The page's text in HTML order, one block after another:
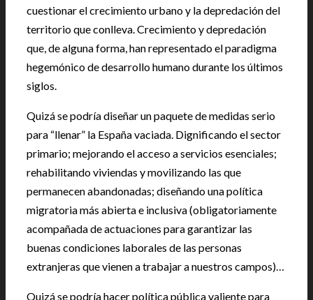
cuestionar el crecimiento urbano y la depredación del
territorio que conlleva. Crecimiento y depredación
que, de alguna forma, han representado el paradigma
hegemónico de desarrollo humano durante los últimos
siglos.
Quizá se podría diseñar un paquete de medidas serio
para “llenar” la España vaciada. Dignificando el sector
primario; mejorando el acceso a servicios esenciales;
rehabilitando viviendas y movilizando las que
permanecen abandonadas; diseñando una política
migratoria más abierta e inclusiva (obligatoriamente
acompañada de actuaciones para garantizar las
buenas condiciones laborales de las personas
extranjeras que vienen a trabajar a nuestros campos)…
Quizá se podría hacer política pública valiente para